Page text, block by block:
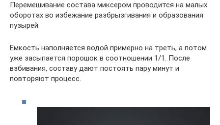
Перемешивание состава миксером проводится на малых
оборотах во избежание разбрызгивания и образования
пузырей.
Емкость наполняется водой примерно на треть, а потом
уже засыпается порошок в соотношении 1/1. После
взбивания, составу дают постоять пару минут и
повторяют процесс.